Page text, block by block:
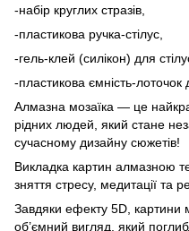
-набір круглих стразів,
-пластикова ручка-стілус,
-гель-клей (силікон) для
-пластикова ємність-лоточок
Алмазна мозаїка — це
рідних людей, який стане
сучасному дизайну сюжетів!
Викладка картин алмазною
зняття стресу, медитації та
Завдяки ефекту 5D,
об’ємний вигляд, який